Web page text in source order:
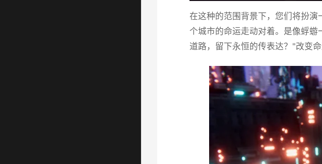
在这种的范围背景下，您们将扮
个城市的命运走动对着。是像蜉
道路，留下永恒的传表达？"改变